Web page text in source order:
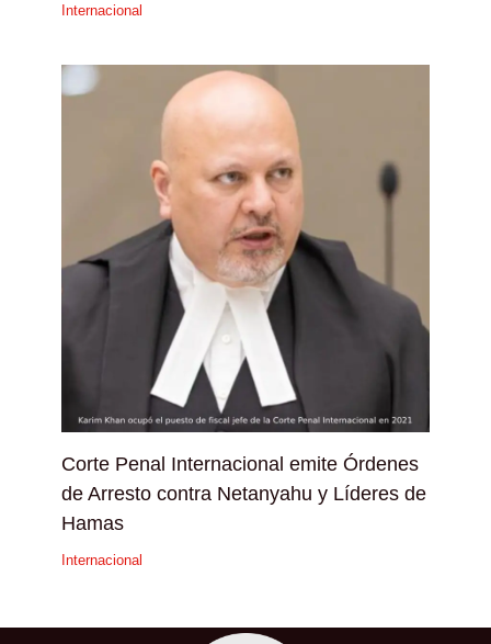
Internacional
Corte Penal Internacional emite Órdenes
de Arresto contra Netanyahu y Líderes de
Hamas
Internacional